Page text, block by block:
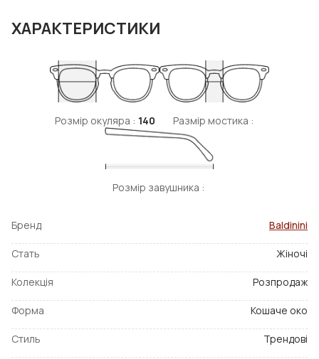
ХАРАКТЕРИСТИКИ
Розмір окуляра : 140 Размір мостика :
Розмір завушника :
Бренд Baldinini
Стать Жіночі
Колекція Розпродаж
Форма Кошаче око
Стиль Трендові